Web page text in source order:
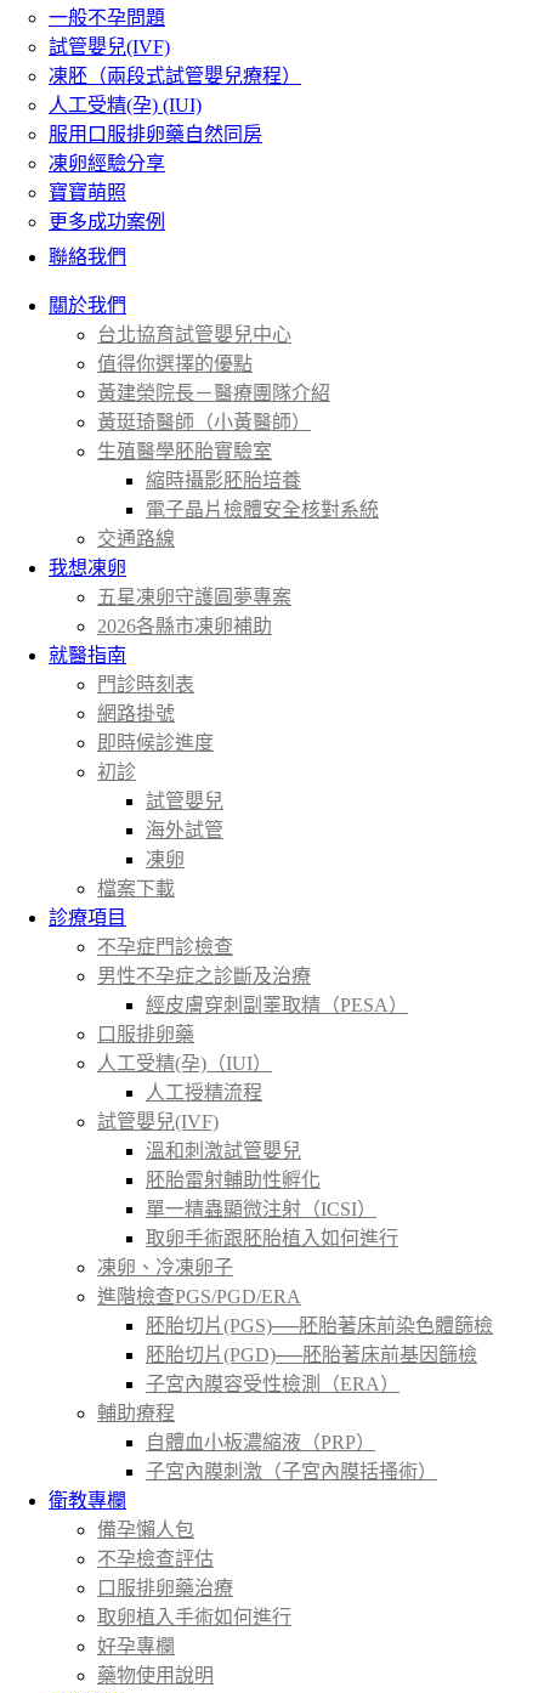
一般不孕問題
試管嬰兒(IVF)
凍胚（兩段式試管嬰兒療程）
人工受精(孕) (IUI)
服用口服排卵藥自然同房
凍卵經驗分享
寶寶萌照
更多成功案例
聯絡我們
關於我們
台北協育試管嬰兒中心
值得你選擇的優點
黃建榮院長－醫療團隊介紹
黃珽琦醫師（小黃醫師）
生殖醫學胚胎實驗室
縮時攝影胚胎培養
電子晶片檢體安全核對系統
交通路線
我想凍卵
五星凍卵守護圓夢專案
2026各縣市凍卵補助
就醫指南
門診時刻表
網路掛號
即時候診進度
初診
試管嬰兒
海外試管
凍卵
檔案下載
診療項目
不孕症門診檢查
男性不孕症之診斷及治療
經皮膚穿刺副睪取精（PESA）
口服排卵藥
人工受精(孕)（IUI）
人工授精流程
試管嬰兒(IVF)
溫和刺激試管嬰兒
胚胎雷射輔助性孵化
單一精蟲顯微注射（ICSI）
取卵手術跟胚胎植入如何進行
凍卵、冷凍卵子
進階檢查PGS/PGD/ERA
胚胎切片(PGS)──胚胎著床前染色體篩檢
胚胎切片(PGD)──胚胎著床前基因篩檢
子宮內膜容受性檢測（ERA）
輔助療程
自體血小板濃縮液（PRP）
子宮內膜刺激（子宮內膜括搔術）
衛教專欄
備孕懶人包
不孕檢查評估
口服排卵藥治療
取卵植入手術如何進行
好孕專欄
藥物使用說明